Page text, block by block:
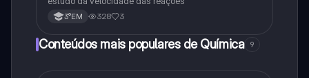
3°EM 328 3
Conteúdos mais populares de Química 9